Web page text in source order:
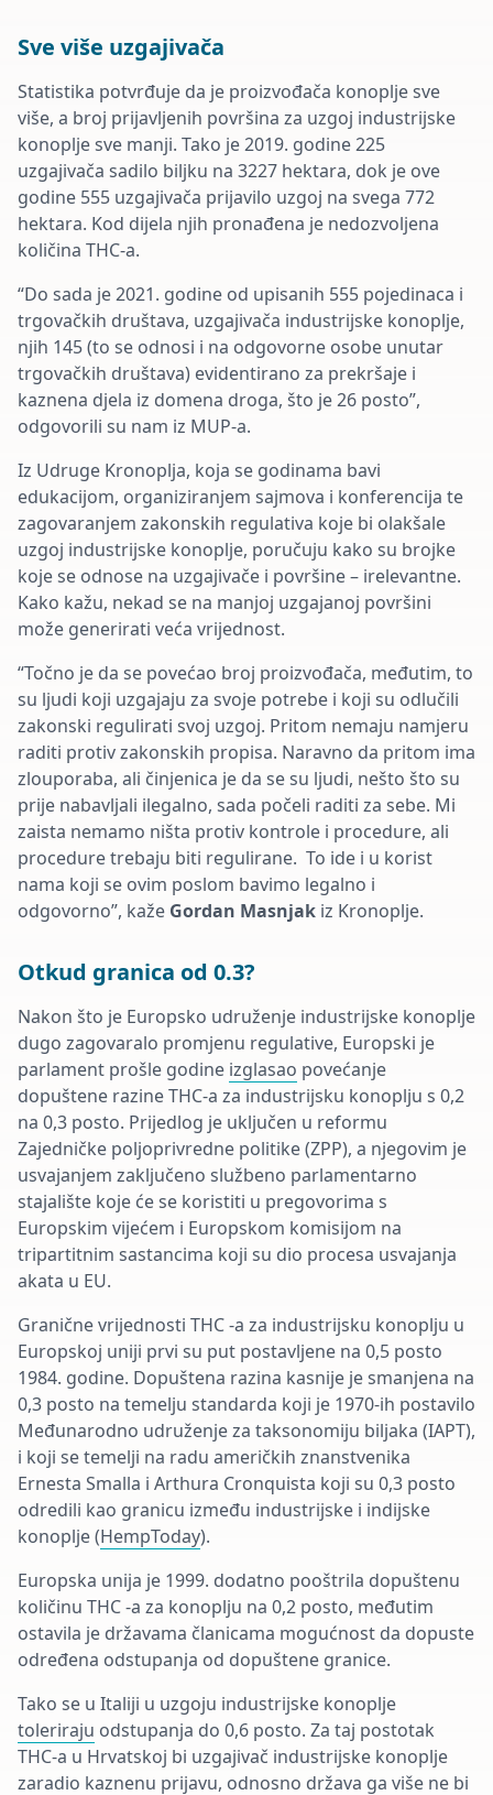
Sve više uzgajivača
Statistika potvrđuje da je proizvođača konoplje sve
više, a broj prijavljenih površina za uzgoj industrijske
konoplje sve manji. Tako je 2019. godine 225
uzgajivača sadilo biljku na 3227 hektara, dok je ove
godine 555 uzgajivača prijavilo uzgoj na svega 772
hektara. Kod dijela njih pronađena je nedozvoljena
količina THC-a.
“Do sada je 2021. godine od upisanih 555 pojedinaca i
trgovačkih društava, uzgajivača industrijske konoplje,
njih 145 (to se odnosi i na odgovorne osobe unutar
trgovačkih društava) evidentirano za prekršaje i
kaznena djela iz domena droga, što je 26 posto”,
odgovorili su nam iz MUP-a.
Iz Udruge Kronoplja, koja se godinama bavi
edukacijom, organiziranjem sajmova i konferencija te
zagovaranjem zakonskih regulativa koje bi olakšale
uzgoj industrijske konoplje, poručuju kako su brojke
koje se odnose na uzgajivače i površine – irelevantne.
Kako kažu, nekad se na manjoj uzgajanoj površini
može generirati veća vrijednost.
“Točno je da se povećao broj proizvođača, međutim, to
su ljudi koji uzgajaju za svoje potrebe i koji su odlučili
zakonski regulirati svoj uzgoj. Pritom nemaju namjeru
raditi protiv zakonskih propisa. Naravno da pritom ima
zlouporaba, ali činjenica je da se su ljudi, nešto što su
prije nabavljali ilegalno, sada počeli raditi za sebe. Mi
zaista nemamo ništa protiv kontrole i procedure, ali
procedure trebaju biti regulirane. To ide i u korist
nama koji se ovim poslom bavimo legalno i
odgovorno”, kaže Gordan Masnjak iz Kronoplje.
Otkud granica od 0.3?
Nakon što je Europsko udruženje industrijske konoplje
dugo zagovaralo promjenu regulative, Europski je
parlament prošle godine izglasao povećanje
dopuštene razine THC-a za industrijsku konoplju s 0,2
na 0,3 posto. Prijedlog je uključen u reformu
Zajedničke poljoprivredne politike (ZPP), a njegovim je
usvajanjem zaključeno službeno parlamentarno
stajalište koje će se koristiti u pregovorima s
Europskim vijećem i Europskom komisijom na
tripartitnim sastancima koji su dio procesa usvajanja
akata u EU.
Granične vrijednosti THC -a za industrijsku konoplju u
Europskoj uniji prvi su put postavljene na 0,5 posto
1984. godine. Dopuštena razina kasnije je smanjena na
0,3 posto na temelju standarda koji je 1970-ih postavilo
Međunarodno udruženje za taksonomiju biljaka (IAPT),
i koji se temelji na radu američkih znanstvenika
Ernesta Smalla i Arthura Cronquista koji su 0,3 posto
odredili kao granicu između industrijske i indijske
konoplje (HempToday).
Europska unija je 1999. dodatno pooštrila dopuštenu
količinu THC -a za konoplju na 0,2 posto, međutim
ostavila je državama članicama mogućnost da dopuste
određena odstupanja od dopuštene granice.
Tako se u Italiji u uzgoju industrijske konoplje
toleriraju odstupanja do 0,6 posto. Za taj postotak
THC-a u Hrvatskoj bi uzgajivač industrijske konoplje
zaradio kaznenu prijavu, odnosno država ga više ne bi